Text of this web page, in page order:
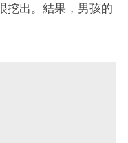
挖出。結果，男孩的